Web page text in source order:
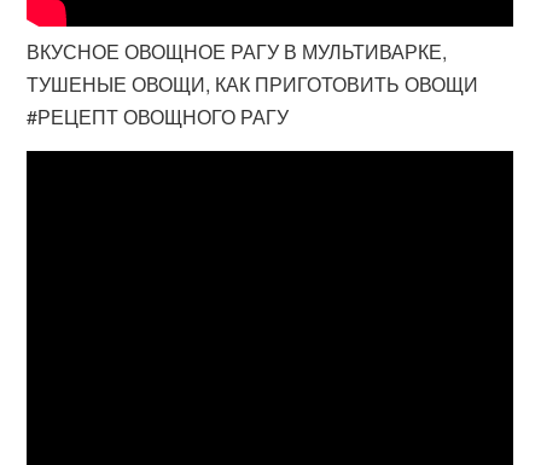
ВКУСНОЕ ОВОЩНОЕ РАГУ В МУЛЬТИВАРКЕ,
ТУШЕНЫЕ ОВОЩИ, КАК ПРИГОТОВИТЬ ОВОЩИ
#РЕЦЕПТ ОВОЩНОГО РАГУ